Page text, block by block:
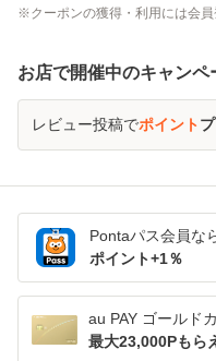
クーポンの獲得・利用には会員
お店で開催中のキャンペ
レビュー投稿でポイント
Pontaパス会員な
ポイント+1％
au PAY ゴールド
最大23,000Pもら